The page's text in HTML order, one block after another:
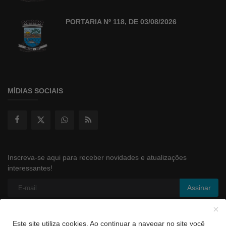
PORTARIA Nº 118, DE 03/08/2026
MÍDIAS SOCIAIS
Inscreva-se aqui para receber novidades e atualizações
interessantes!
Assinar
Este site utiliza cookies. Ao continuar a navegar no site você